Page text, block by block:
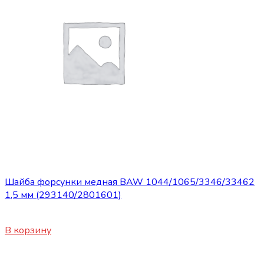
Шайба форсунки медная BAW 1044/1065/3346/33462
1,5 мм (293140/2801601)
В корзину